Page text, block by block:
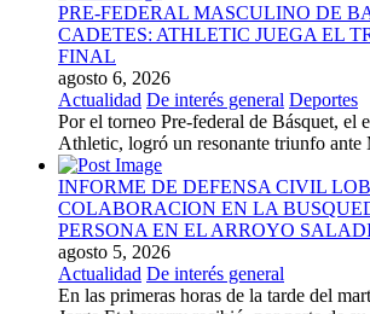
PRE-FEDERAL MASCULINO DE
CADETES: ATHLETIC JUEGA EL
FINAL
agosto 6, 2026
Actualidad De interés general Deportes
Por el torneo Pre-federal de Básquet, el
Athletic, logró un resonante triunfo ante
INFORME DE DEFENSA CIVIL
COLABORACION EN LA
PERSONA EN EL ARROYO
agosto 5, 2026
Actualidad De interés general
En las primeras horas de la tarde del